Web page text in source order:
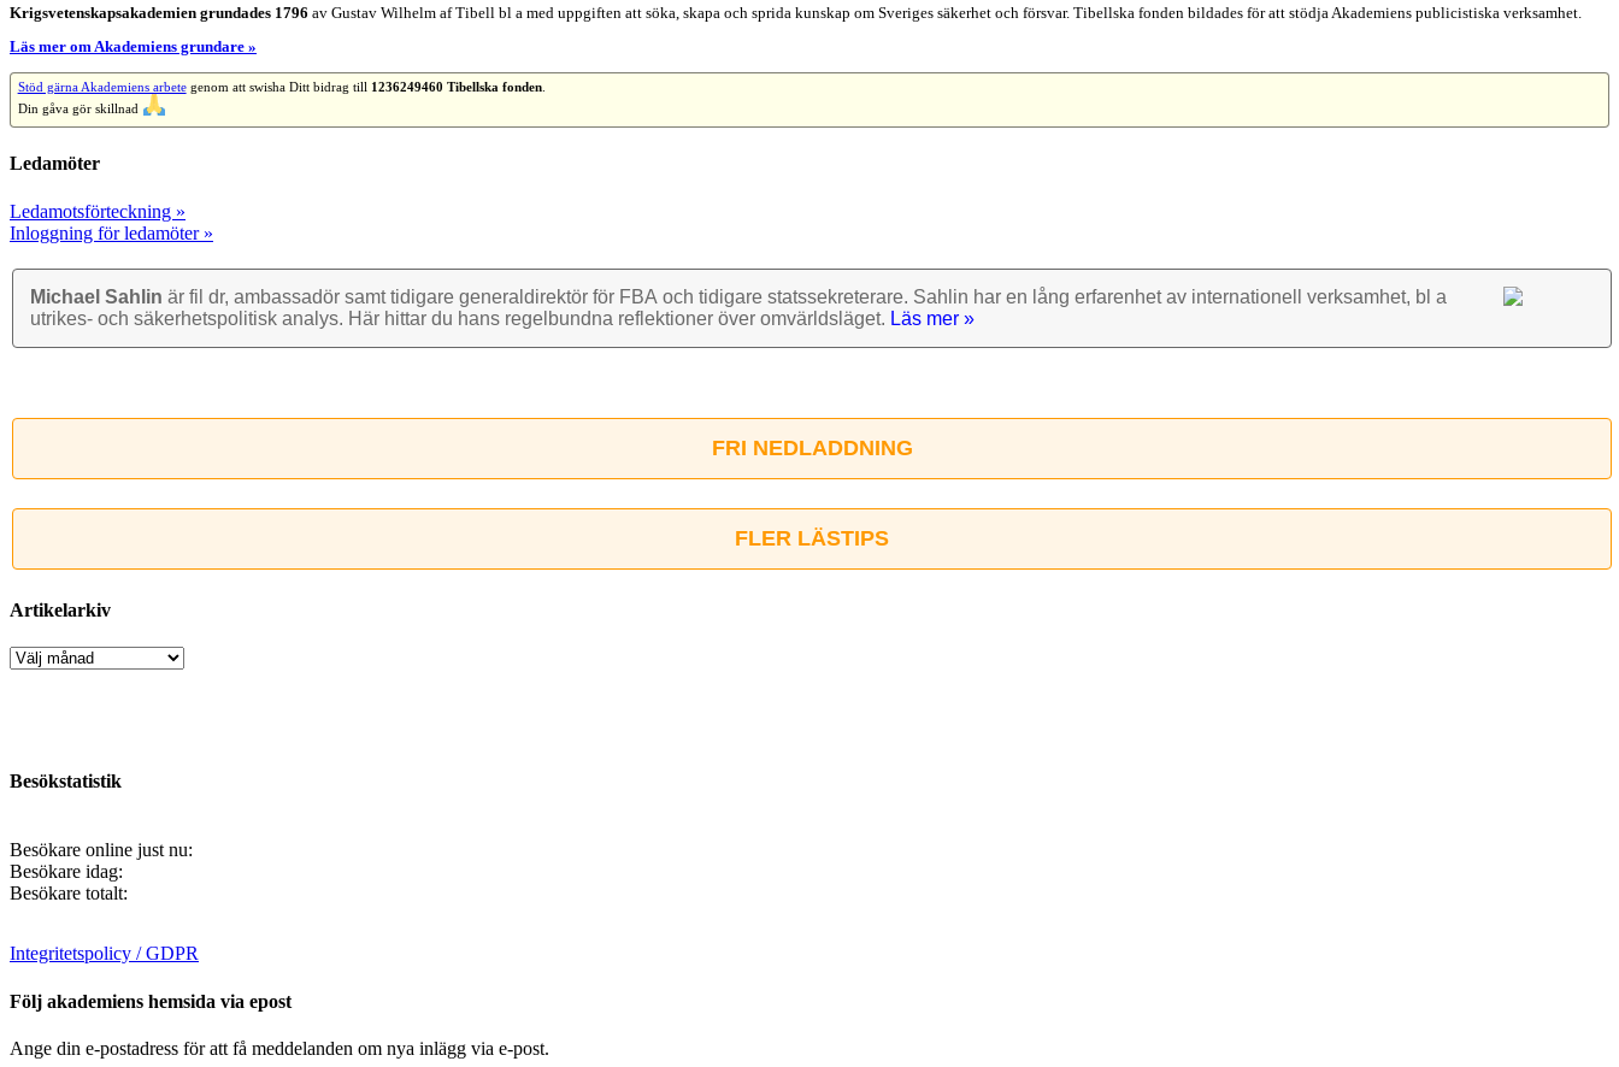
Krigsvetenskap­sakademien grundades 1796 av Gustav Wilhelm af Tibell bl a med uppgiften att söka, skapa och sprida kunskap om Sveriges säkerhet och försvar. Tibellska fonden bildades för att stödja Akademiens publicistiska verksamhet.
Läs mer om Akademiens grundare »
Stöd gärna Akademiens arbetegenom att swisha Ditt bidrag till 1236249460 Tibellska fonden.
Din gåva gör skillnad
Ledamöter
Ledamotsförteckning »
Inloggning för ledamöter »
Michael Sahlin är fil dr, ambassadör samt tidigare general­direktör för FBA och tidigare stats­sekre­terare. Sahlin har en lång erfarenhet av inter­nationell verk­samhet, bl a
utrikes- och säkerhets­politisk analys. Här hittar du hans regel­bundna reflek­tioner över omvärlds­läget. Läs mer »
FRI NEDLADDNING
FLER LÄSTIPS
Artikelarkiv
Artikelarkiv
Besökstatistik
Besökare online just nu:
Besökare idag:
Besökare totalt:
Integritetspolicy / GDPR
Följ akademiens hemsida via epost
Ange din e-postadress för att få meddelanden om nya inlägg via e-post.